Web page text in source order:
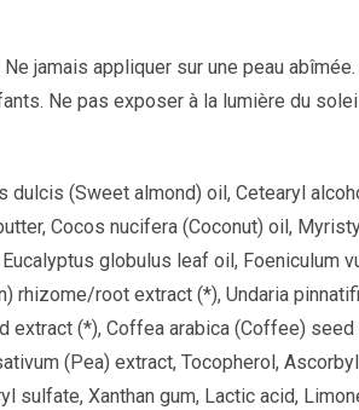
jamais appliquer sur une peau
Ne pas exposer à la lumière du
dulcis (Sweet almond) oil, Cetearyl
Cocos nucifera (Coconut) oil,
globulus leaf oil, Foeniculum
rhizome/root extract (*), Undaria
extract (*), Coffea arabica (Coffee)
(Pea) extract, Tocopherol,
sulfate, Xanthan gum, Lactic acid,